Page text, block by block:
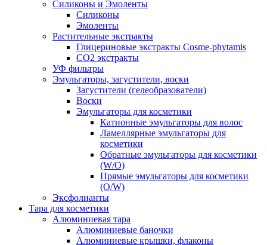
Силиконы и Эмоленты
Силиконы
Эмоленты
Растительные экстракты
Глицериновые экстракты Cosme-phytamis
СО2 экстракты
УФ фильтры
Эмульгаторы, загустители, воски
Загустители (гелеобразователи)
Воски
Эмульгаторы для косметики
Катионные эмульгаторы для волос
Ламеллярные эмульгаторы для
косметики
Обратные эмульгаторы для косметики
(W/O)
Прямые эмульгаторы для косметики
(O/W)
Эксфолианты
Тара для косметики
Алюминиевая тара
Алюминиевые баночки
Алюминиевые крышки, флаконы